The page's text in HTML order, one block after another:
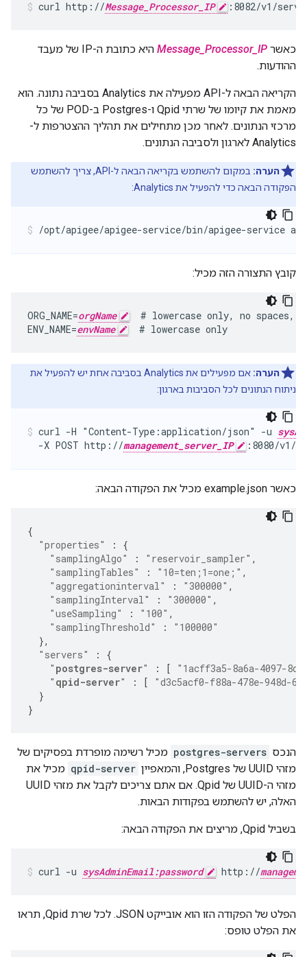
curl http://Message_Processor_IP :8082/v1/
כאשר Message_Processor_IP
היא כתובת ה-IP של מעבד
ההודעות.
הקריאה הבאה ל-API מפעילה את Analytics בסביבה נתונה. הוא
מאמת את קיומו של שרתי Qpid ו-Postgres ב-POD של כל
מרכזי הנתונים. לאחר מכן מתחילים את תהליך ההצטרפות ל-
Analytics לארגון ולסביבה הנתונים.
הערה:
במקום להשתמש בקריאה הבאה ל-API, צריך להשתמש
הפקודה הבאה כדי להפעיל את Analytics:
/opt/apigee/apigee-service/bin/apigee-service
קובץ התצורה הזה מכיל:
ORG_NAME=orgName
# lowercase only, no spaces,
ENV_NAME=envName
  # lowercase only
הערה:
אם מפעילים את Analytics בסביבה אחת יש להפעיל את
ניתוח הנתונים לכל הסביבות בארגון:
curl -H "Content-Type:application/json" -u
  -X POST http://
management_server_IP :8080/v1/
כאשר example.json מכיל את הפקודה הבאה:
{
"properties"
:
{
"samplingAlgo"
: "reservoir_sampler" ,
"samplingTables"
: "10=ten;1=one;" ,
"aggregationinterval"
: "300000" ,
"samplingInterval"
: "300000" ,
"useSampling"
: "100" ,
"samplingThreshold"
:
"100000"
},
"servers"
:
{
" postgres-server" : [
"1acff3a5-8a6a-4097-
" qpid-server" : [
"d3c5acf0-f88a-478e-948d-
}
}
הנכס postgres-servers מכיל רשימה מופרדת בפסיקים של
מזהי UUID של Postgres, והמאפיין
qpid-server מכיל את
מזהי ה-UUID של Qpid. אם אתם צריכים לקבל את מזהי UUID
האלה, יש להשתמש בפקודות הבאות.
בשביל Qpid, מריצים את הפקודה הבאה:
curl -u sysAdminEmail:password http://
הפלט של הפקודה הזו הוא אובייקט JSON. לכל שרת Qpid, תראו
את הפלט טופס: